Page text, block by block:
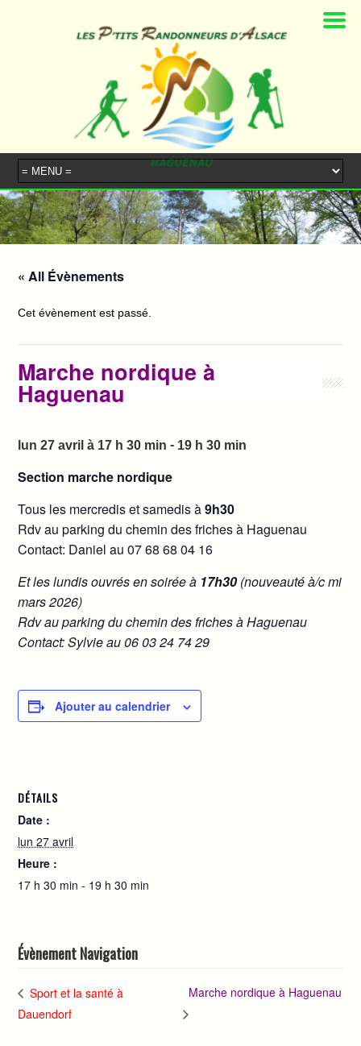
« All Évènements
Cet évènement est passé.
Marche nordique à
Haguenau
lun 27 avril à 17 h 30 min - 19 h 30 min
Section marche nordique
Tous les mercredis et samedis à9h30
Rdv au parking du chemin des friches à Haguenau
Contact: Daniel au 07 68 68 04 16
Et les lundis ouvrés en soirée à 17h30(nouveauté à/c mi
mars 2026)
Rdv au parking du chemin des friches à Haguenau
Contact: Sylvie au 06 03 24 74 29
Ajouter au calendrier
DÉTAILS
Date :
lun 27 avril
Heure :
17 h 30 min - 19 h 30 min
Évènement Navigation
Sport et la santé à
Dauendorf
Marche nordique à Haguenau